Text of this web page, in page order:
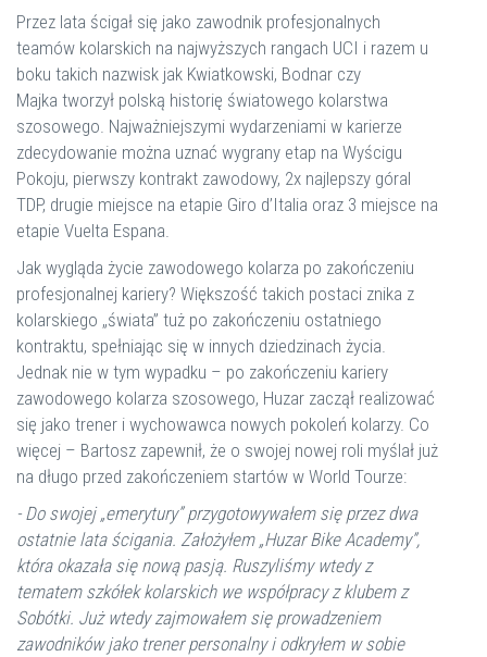
Przez lata ścigał się jako zawodnik profesjonalnych
teamów kolarskich na najwyższych rangach UCI i razem u
boku takich nazwisk jak Kwiatkowski, Bodnar czy
Majka tworzył polską historię światowego kolarstwa
szosowego. Najważniejszymi wydarzeniami w karierze
zdecydowanie można uznać wygrany etap na Wyścigu
Pokoju, pierwszy kontrakt zawodowy, 2x najlepszy góral
TDP, drugie miejsce na etapie Giro d’Italia oraz 3 miejsce na
etapie Vuelta Espana.
Jak wygląda życie zawodowego kolarza po zakończeniu
profesjonalnej kariery? Większość takich postaci znika z
kolarskiego „świata” tuż po zakończeniu ostatniego
kontraktu, spełniając się w innych dziedzinach życia.
Jednak nie w tym wypadku – po zakończeniu kariery
zawodowego kolarza szosowego, Huzar zaczął realizować
się jako trener i wychowawca nowych pokoleń kolarzy. Co
więcej – Bartosz zapewnił, że o swojej nowej roli myślał już
na długo przed zakończeniem startów w World Tourze:
- Do swojej „emerytury” przygotowywałem się przez dwa
ostatnie lata ścigania. Założyłem „Huzar Bike Academy”,
która okazała się nową pasją. Ruszyliśmy wtedy z
tematem szkółek kolarskich we współpracy z klubem z
Sobótki. Już wtedy zajmowałem się prowadzeniem
zawodników jako trener personalny i odkryłem w sobie